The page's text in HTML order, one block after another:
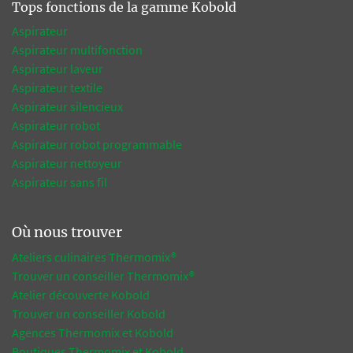
Tops fonctions de la gamme Kobold
Aspirateur
Aspirateur multifonction
Aspirateur laveur
Aspirateur textile
Aspirateur silencieux
Aspirateur robot
Aspirateur robot programmable
Aspirateur nettoyeur
Aspirateur sans fil
Où nous trouver
Ateliers culinaires Thermomix®
Trouver un conseiller Thermomix®
Atelier découverte Kobold
Trouver un conseiller Kobold
Agences Thermomix et Kobold